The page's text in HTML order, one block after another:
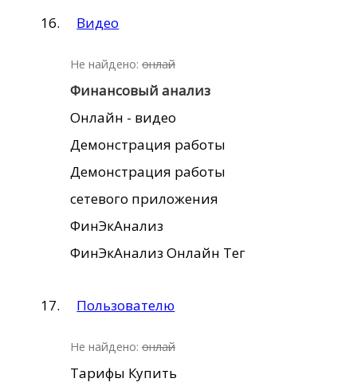
Видео
Не найдено: онлай
Финансовый анализ
Онлайн - видео
Демонстрация работы
Демонстрация работы
сетевого приложения
ФинЭкАнализ
ФинЭкАнализ Онлайн Тег
Пользователю
Не найдено: онлай
Тарифы Купить